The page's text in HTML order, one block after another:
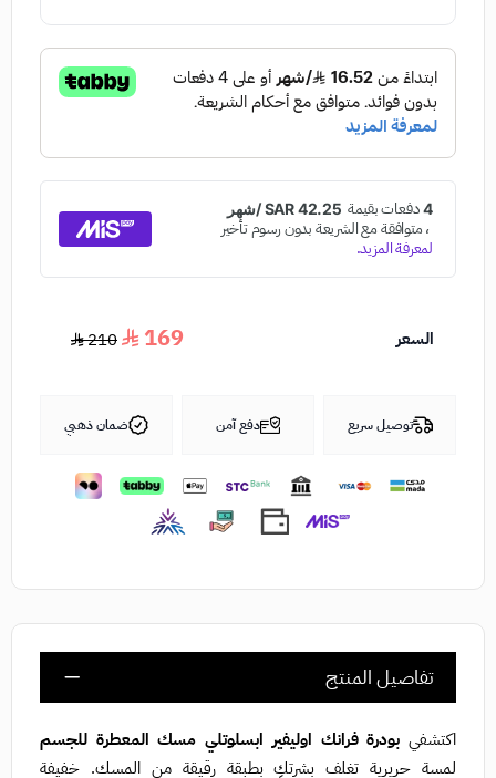
السعر 169
210
توصيل سريع دفع آمن ضمان ذهبي
تفاصيل المنتج
اكتشفي بودرة فرانك اوليفير ابسلوتلي مسك المعطرة للجسم
لمسة حريرية تغلف بشرتكِ بطبقة رقيقة من المسك. خفيفة